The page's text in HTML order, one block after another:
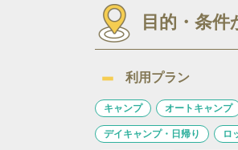
目的・条件
利用プラン
キャンプ オートキャンプ
デイキャンプ・日帰り ロ